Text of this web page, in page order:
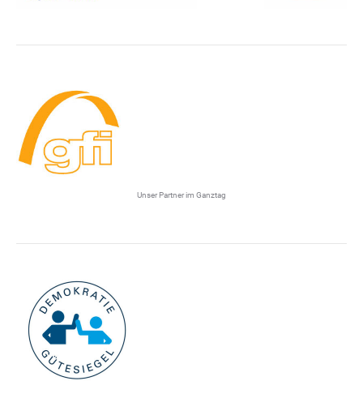
Unser Partner im Ganztag